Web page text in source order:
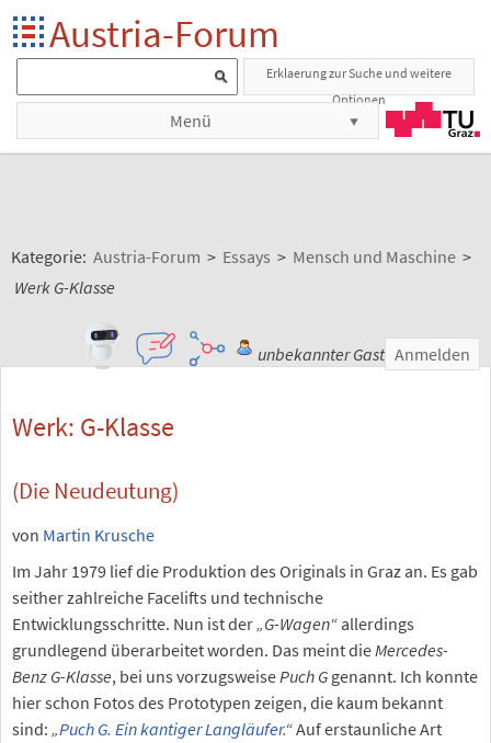
Austria-Forum
Erklaerung zur Suche und weitere
Optionen
Menü
Kategorie: Austria-Forum > Essays > Mensch und Maschine >
Werk G-Klasse
unbekannter Gast Anmelden
Werk: G-Klasse
(Die Neudeutung)
von Martin Krusche
Im Jahr 1979 lief die Produktion des Originals in Graz an. Es gab
seither zahlreiche Facelifts und technische
Entwicklungsschritte. Nun ist der„G-Wagen“ allerdings
grundlegend überarbeitet worden. Das meint dieMercedes-
Benz G-Klasse, bei uns vorzugsweisePuch G genannt. Ich konnte
hier schon Fotos des Prototypen zeigen, die kaum bekannt
sind: „Puch G. Ein kantiger Langläufer.“Auf erstaunliche Art